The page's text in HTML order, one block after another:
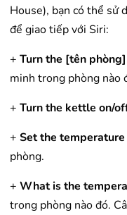
House), bạn có thể sử
để giao tiếp với Siri:
+ Turn the [tên
minh trong phòng nào
+ Turn the kettle on/
+ Set the
phòng.
+ What is the
trong phòng nào đó.